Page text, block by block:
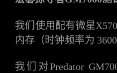
我们使用配有微星
内存（时钟频率为
我们对Predator